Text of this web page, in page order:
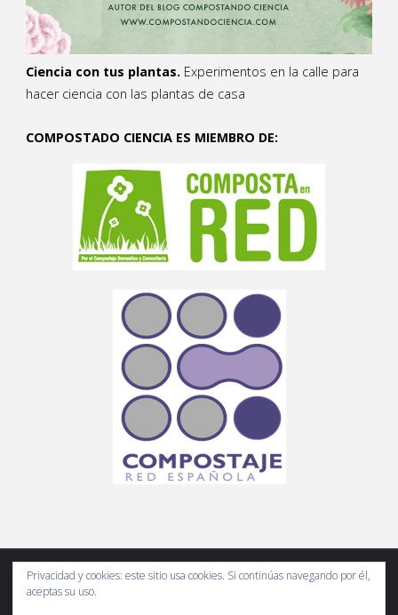
Ciencia con tus plantas. Experimentos en la calle para
hacer ciencia con las plantas de casa
COMPOSTADO CIENCIA ES MIEMBRO DE:
Compostando Ciencia es un espacio web de divulgación científica
Privacidad y cookies: este sitio usa cookies. Si continúas navegando por él,
aceptas su uso.